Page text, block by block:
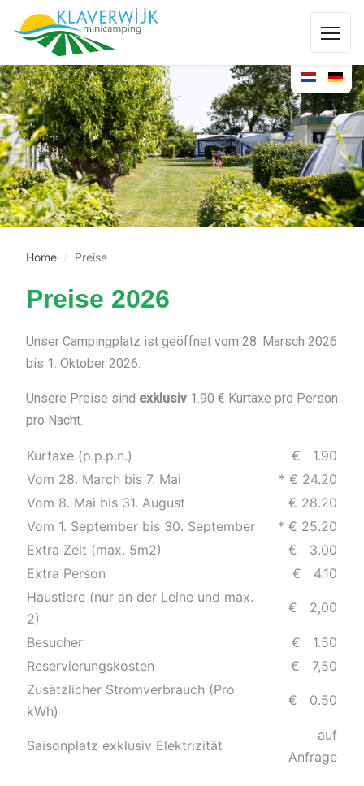
Home Preise
Preise 2026
Unser Campingplatz ist geöffnet vom 28. Marsch 2026
bis 1. Oktober 2026.
Unsere Preise sind exklusiv 1.90 € Kurtaxe pro Person
pro Nacht.
Kurtaxe (p.p.p.n.)
€ 1.90
Vom 28. March bis 7. Mai
* € 24.20
Vom 8. Mai bis 31. August
€ 28.20
Vom 1. September bis 30. September
* € 25.20
Extra Zelt (max. 5m2)
€ 3.00
Extra Person
€ 4.10
Haustiere (nur an der Leine und max.
2)
€ 2,00
Besucher
€ 1.50
Reservierungskosten
€ 7,50
Zusätzlicher Stromverbrauch (Pro
kWh)
€ 0.50
Saisonplatz exklusiv Elektrizität
auf
Anfrage